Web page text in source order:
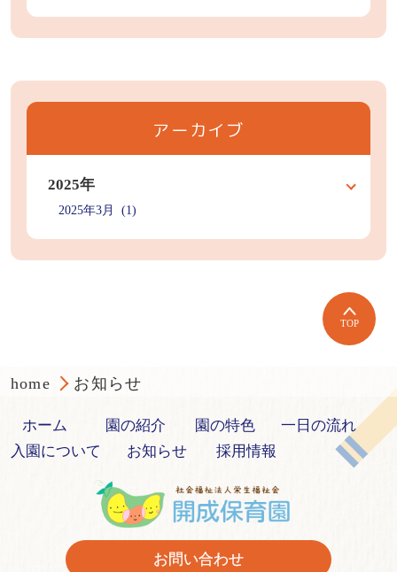
アーカイブ
2025年
2025年3月 (1)
TOP
home お知らせ
ホーム 園の紹介 園の特色
一日の流れ
入園について
お知らせ 採用情報
お問い合わせ